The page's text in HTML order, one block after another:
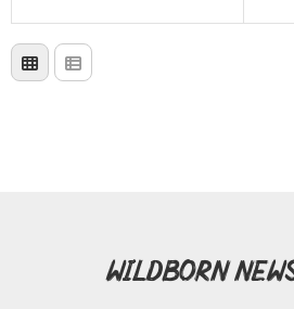
Wildborn